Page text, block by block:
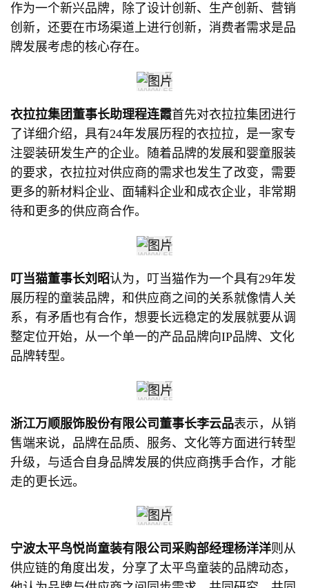
作为一个新兴品牌，除了设计创新、生产创新、营销
创新，还要在市场渠道上进行创新，消费者需求是品
牌发展考虑的核心存在。
衣拉拉集团董事长助理程连霞首先对衣拉拉集团进行
了详细介绍，具有24年发展历程的衣拉拉，是一家专
注婴装研发生产的企业。随着品牌的发展和婴童服装
的要求，衣拉拉对供应商的需求也发生了改变，需要
更多的新材料企业、面辅料企业和成衣企业，非常期
待和更多的供应商合作。
叮当猫董事长刘昭认为，叮当猫作为一个具有29年发
展历程的童装品牌，和供应商之间的关系就像情人关
系，有矛盾也有合作，想要长远稳定的发展就要从调
整定位开始，从一个单一的产品品牌向IP品牌、文化
品牌转型。
浙江万顺服饰股份有限公司董事长李云品表示，从销
售端来说，品牌在品质、服务、文化等方面进行转型
升级，与适合自身品牌发展的供应商携手合作，才能
走的更长远。
宁波太平鸟悦尚童装有限公司采购部经理杨洋洋则从
供应链的角度出发，分享了太平鸟童装的品牌动态，